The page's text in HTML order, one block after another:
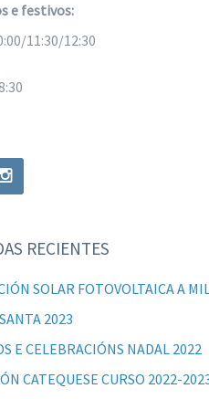
e festivos:
11:30/12:30
RECIENTES
SOLAR FOTOVOLTAICA A
2023
E CELEBRACIÓNS NADAL 2022
CATEQUESE CURSO 2022-